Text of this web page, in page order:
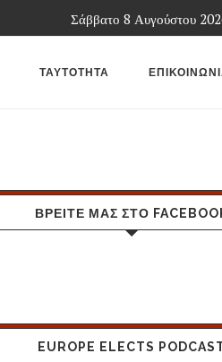
Σάββατο 8 Αυγούστου
ΤΑΥΤΟΤΗΤΑ
ΒΡΕΙΤΕ ΜΑΣ ΣΤΟ
EUROPE ELECTS